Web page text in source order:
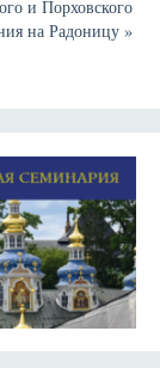
и Порховского
на Радоницу»